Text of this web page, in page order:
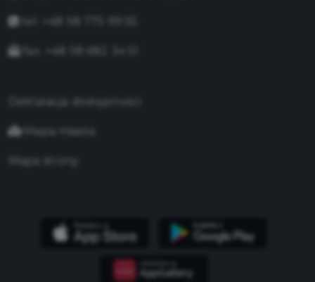
Deklaracja dostępności
Mapa miasta
Mapa strony